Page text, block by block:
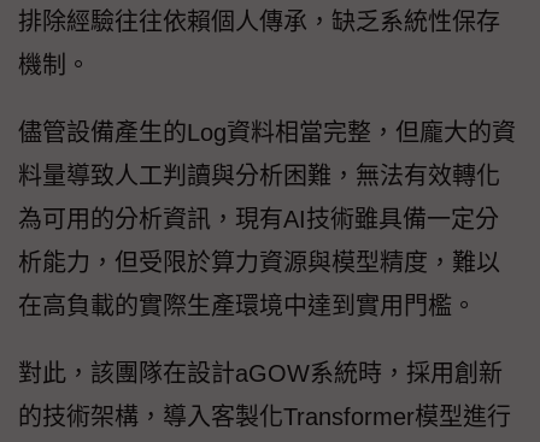
排除經驗往往依賴個人傳承，缺乏系統性保存
機制。
儘管設備產生的Log資料相當完整，但龐大的資
料量導致人工判讀與分析困難，無法有效轉化
為可用的分析資訊，現有AI技術雖具備一定分
析能力，但受限於算力資源與模型精度，難以
在高負載的實際生產環境中達到實用門檻。
對此，該團隊在設計aGOW系統時，採用創新
的技術架構，導入客製化Transformer模型進行